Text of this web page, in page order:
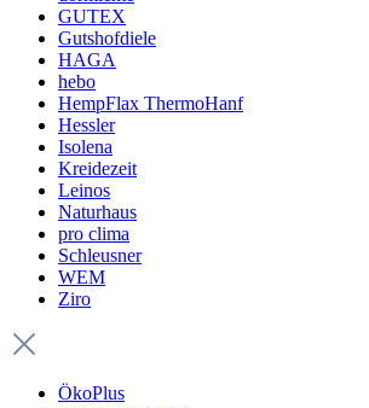
GUTEX
Gutshofdiele
HAGA
hebo
HempFlax ThermoHanf
Hessler
Isolena
Kreidezeit
Leinos
Naturhaus
pro clima
Schleusner
WEM
Ziro
ÖkoPlus